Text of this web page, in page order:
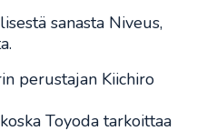
sanasta Niveus,
perustajan Kiichiro
Toyoda tarkoittaa